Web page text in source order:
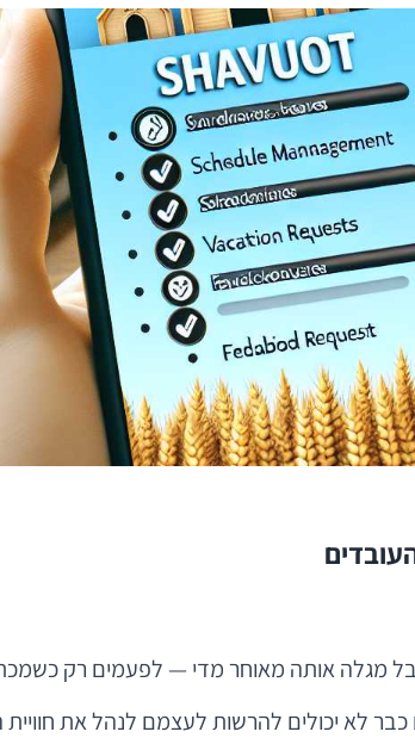
מגלה אותה מאוחר מדי — לפעמים רק
כבר לא יכולים להרשות לעצמם לנהל את